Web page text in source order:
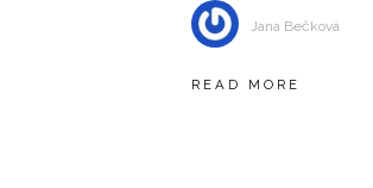
Jana Bečková
READ MORE